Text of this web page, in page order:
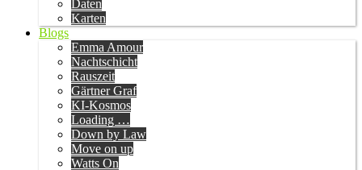
Daten
Karten
Blogs
Emma Amour
Nachtschicht
Rauszeit
Gärtner Graf
KI-Kosmos
Loading …
Down by Law
Move on up
Watts On